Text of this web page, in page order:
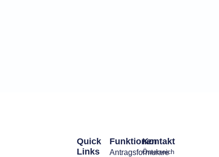
Funktionen
Antragsformulare
Quick
Links
Kontakt
Österreich